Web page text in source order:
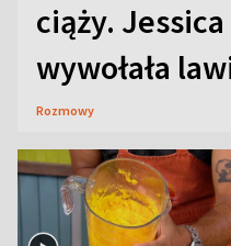
ciąży.
wywołała
Rozmowy